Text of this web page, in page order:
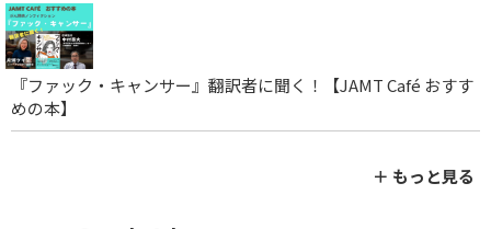
『ファック・キャンサー』翻訳者に聞く！【JAMT Café おすす
めの本】
＋ もっと見る